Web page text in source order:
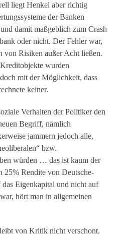
liegt Henkel aber richtig
der Banken
damit maßgeblich zum Crash
oder nicht. Der Fehler war,
von Risiken außer Acht ließen.
wurden
mit der Möglichkeit, dass
keiner.
Verhalten der Politiker den
Begriff, nämlich
jammern jedoch alle,
bzw.
würden … das ist kaum der
25% Rendite von Deutsche-
Eigenkapital und nicht auf
hört man in allgemeinen
von Kritik nicht verschont.